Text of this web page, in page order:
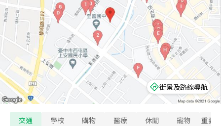
街景及路線導航
交通 學校 購物 醫療 休閒 寵物 重要